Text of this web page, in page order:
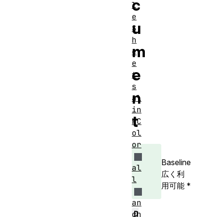
c
u
m
e
n
t
Baseline
広く利
用可能 *
D
l
e
S
h
e
e
t
s
al
in
kC
ol
or
al
l
an
ch